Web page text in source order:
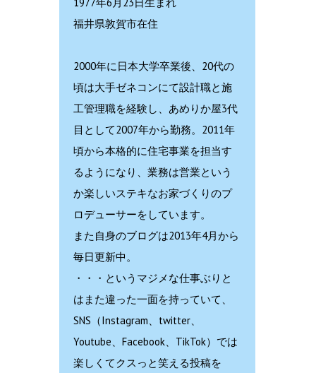
福井県敦賀市在住
2000年に日本大学卒業後、20代の
頃は大手ゼネコンにて設計職と施
工管理職を経験し、あめりか屋3代
目として2007年から勤務。2011年
頃から本格的に住宅事業を担当す
るようになり、業務は営業という
か楽しいステキなお家づくりのプ
ロデューサーをしています。
また自身のブログは2013年4月から
毎日更新中。
・・・というマジメな仕事ぶりと
はまた違った一面を持っていて、
SNS（Instagram、twitter、
Youtube、Facebook、TikTok）では
楽しくてクスっと笑える投稿を